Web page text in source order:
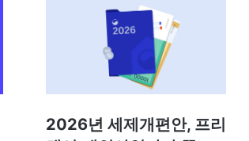
2026년 세제개편안, 프리